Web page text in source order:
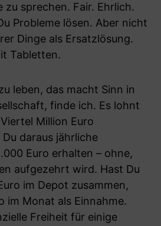
zu sprechen. Fair. Ehrlich.
Probleme lösen. Aber nicht
Dinge als Ersatzlösung.
Tabletten.
leben, das macht Sinn in
finde ich. Es lohnt
Million Euro
daraus jährliche
Euro erhalten – ohne,
aufgezehrt wird. Hast Du
im Depot zusammen,
im Monat als Einnahme.
Freiheit für einige